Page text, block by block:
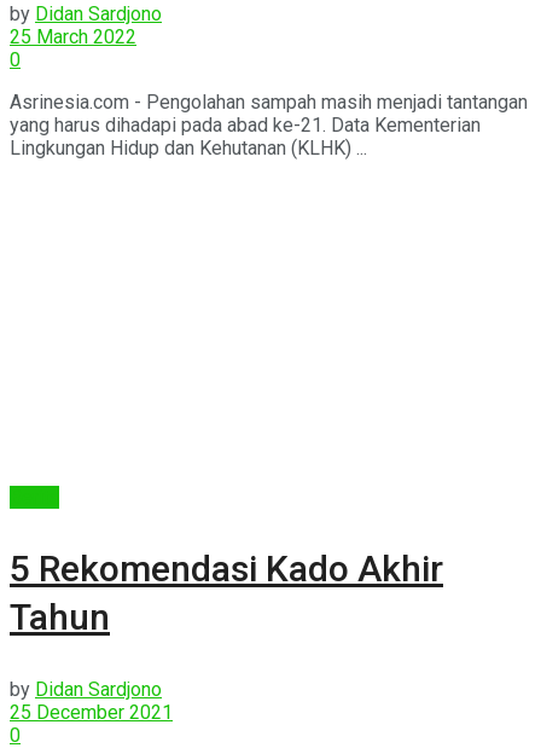
by Didan Sardjono
25 March 2022
0
Asrinesia.com - Pengolahan sampah masih menjadi tantangan
yang harus dihadapi pada abad ke-21. Data Kementerian
Lingkungan Hidup dan Kehutanan (KLHK) ...
5 Rekomendasi Kado Akhir
Tahun
by Didan Sardjono
25 December 2021
0